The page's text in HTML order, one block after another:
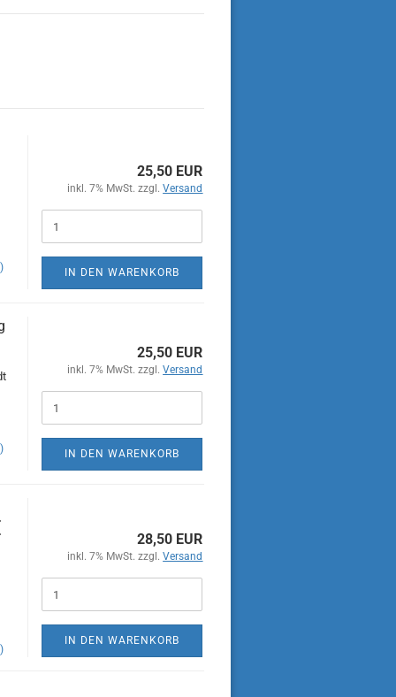
25,50 EUR
inkl. 7% MwSt. zzgl.Versand
IN DEN WARENKORB
25,50 EUR
inkl. 7% MwSt. zzgl.Versand
IN DEN WARENKORB
28,50 EUR
inkl. 7% MwSt. zzgl.Versand
IN DEN WARENKORB